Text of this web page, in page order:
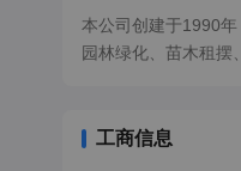
本公司创建于1990
园林绿化、苗木租摆
工商信息